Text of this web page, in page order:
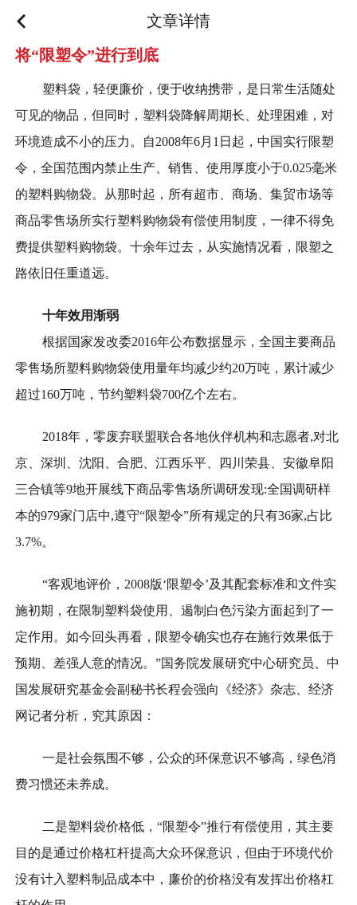
文章详情
将“限塑令”进行到底
塑料袋，轻便廉价，便于收纳携带，是日常生活随处
可见的物品，但同时，塑料袋降解周期长、处理困难，对
环境造成不小的压力。自2008年6月1日起，中国实行限塑
令，全国范围内禁止生产、销售、使用厚度小于0.025毫米
的塑料购物袋。从那时起，所有超市、商场、集贸市场等
商品零售场所实行塑料购物袋有偿使用制度，一律不得免
费提供塑料购物袋。十余年过去，从实施情况看，限塑之
路依旧任重道远。
十年效用渐弱
根据国家发改委2016年公布数据显示，全国主要商品
零售场所塑料购物袋使用量年均减少约20万吨，累计减少
超过160万吨，节约塑料袋700亿个左右。
2018年，零废弃联盟联合各地伙伴机构和志愿者,对北
京、深圳、沈阳、合肥、江西乐平、四川荣县、安徽阜阳
三合镇等9地开展线下商品零售场所调研发现:全国调研样
本的979家门店中,遵守“限塑令”所有规定的只有36家,占比
3.7%。
“客观地评价，2008版‘限塑令’及其配套标准和文件实
施初期，在限制塑料袋使用、遏制白色污染方面起到了一
定作用。如今回头再看，限塑令确实也存在施行效果低于
预期、差强人意的情况。”国务院发展研究中心研究员、中
国发展研究基金会副秘书长程会强向《经济》杂志、经济
网记者分析，究其原因：
一是社会氛围不够，公众的环保意识不够高，绿色消
费习惯还未养成。
二是塑料袋价格低，“限塑令”推行有偿使用，其主要
目的是通过价格杠杆提高大众环保意识，但由于环境代价
没有计入塑料制品成本中，廉价的价格没有发挥出价格杠